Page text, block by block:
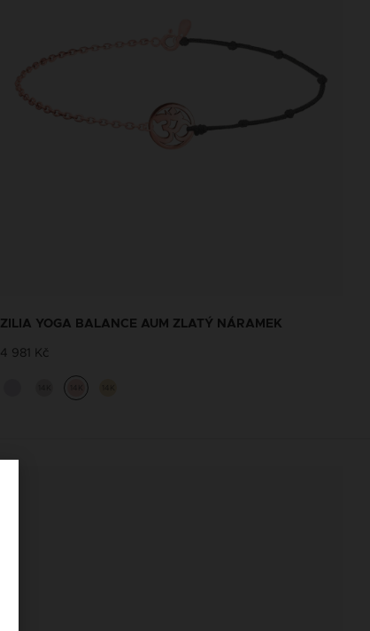
který se nejvíc hodí k Vašemu stylu
ZILIA YOGA BALANCE AUM ZLATÝ NÁRAMEK
4 981 Kč